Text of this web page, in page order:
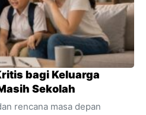
bagi Keluarga
Sekolah
rencana masa depan